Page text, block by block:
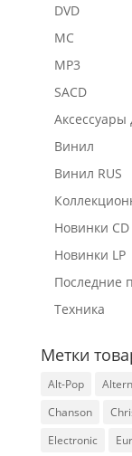
DVD
MC
MP3
SACD
Аксессуары
Винил
Винил RUS
Новинки CD
Новинки LP
Последние
Техника
Метки
Alt-Pop
Chanson
Electronic